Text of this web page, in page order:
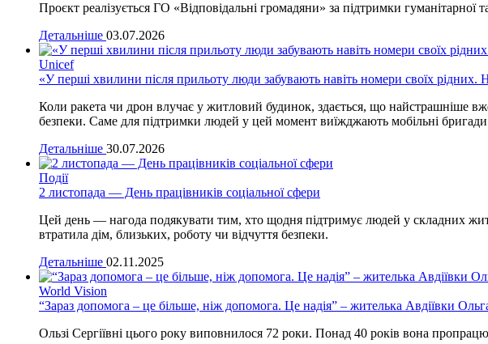
Проєкт реалізується ГО «Відповідальні громадяни» за підтримки гуманітарної
Детальніше 03.07.2026
Unicef
«У перші хвилини після прильоту люди забувають навіть номери своїх
Коли ракета чи дрон влучає у житловий будинок, здається, що найстрашніше
безпеки. Саме для підтримки людей у цей момент виїжджають мобільні
Детальніше 30.07.2026
Події
2 листопада — День працівників соціальної сфери
Цей день — нагода подякувати тим, хто щодня підтримує людей у складних
втратила дім, близьких, роботу чи відчуття безпеки.
Детальніше 02.11.2025
World Vision
“Зараз допомога – це більше, ніж допомога. Це надія” – жителька Авдіївки
Ользі Сергіївні цього року виповнилося 72 роки. Понад 40 років вона